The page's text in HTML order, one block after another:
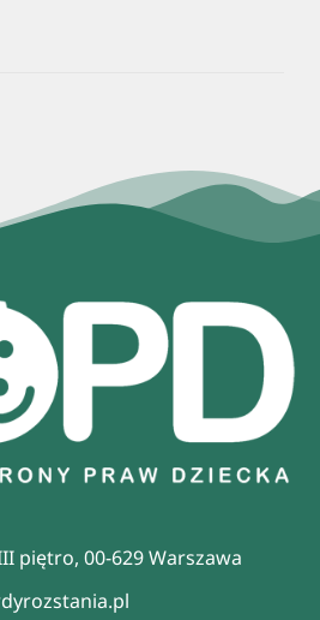
piętro, 00-629 Warszawa